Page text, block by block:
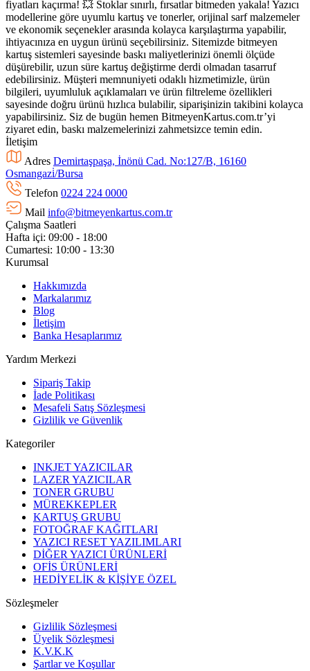
fiyatları kaçırma! 💥 Stoklar sınırlı, fırsatlar bitmeden yakala! Yazıcı
modellerine göre uyumlu kartuş ve tonerler, orijinal sarf malzemeler
ve ekonomik seçenekler arasında kolayca karşılaştırma yapabilir,
ihtiyacınıza en uygun ürünü seçebilirsiniz. Sitemizde bitmeyen
kartuş sistemleri sayesinde baskı maliyetlerinizi önemli ölçüde
düşürebilir, uzun süre kartuş değiştirme derdi olmadan tasarruf
edebilirsiniz. Müşteri memnuniyeti odaklı hizmetimizle, ürün
bilgileri, uyumluluk açıklamaları ve ürün filtreleme özellikleri
sayesinde doğru ürünü hızlıca bulabilir, siparişinizin takibini kolayca
yapabilirsiniz. Siz de bugün hemen BitmeyenKartus.com.tr’yi
ziyaret edin, baskı malzemelerinizi zahmetsizce temin edin.
İletişim
Adres Demirtaşpaşa, İnönü Cad. No:127/B, 16160
Osmangazi̇/Bursa
Telefon 0224 224 0000
Mail info@bitmeyenkartus.com.tr
Çalışma Saatleri
Hafta içi: 09:00 - 18:00
Cumartesi: 10:00 - 13:30
Kurumsal
Hakkımızda
Markalarımız
Blog
İletişim
Banka Hesaplarımız
Yardım Merkezi
Sipariş Takip
İade Politikası
Mesafeli Satış Sözleşmesi
Gizlilik ve Güvenlik
Kategoriler
INKJET YAZICILAR
LAZER YAZICILAR
TONER GRUBU
MÜREKKEPLER
KARTUŞ GRUBU
FOTOĞRAF KAĞITLARI
YAZICI RESET YAZILIMLARI
DİĞER YAZICI ÜRÜNLERİ
OFİS ÜRÜNLERİ
HEDİYELİK & KİŞİYE ÖZEL
Sözleşmeler
Gizlilik Sözleşmesi
Üyelik Sözleşmesi
K.V.K.K
Şartlar ve Koşullar